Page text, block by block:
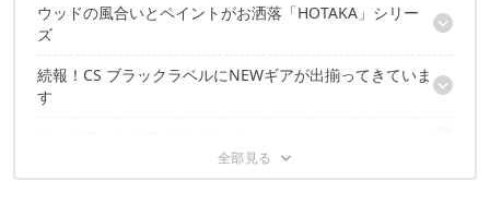
ウッドの風合いとペイントがお洒落「HOTAKA」シリー
ズ
HOTAKA 木製3段MOVEラック460
続報！CS ブラックラベルにNEWギアが出揃ってきていま
す
CSブラックラベル 収束型4輪キャリー
今年の注目株！キャプテンスタッグ×EDWINコラボ